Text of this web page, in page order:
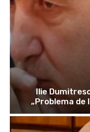
Ilie
„Problema de